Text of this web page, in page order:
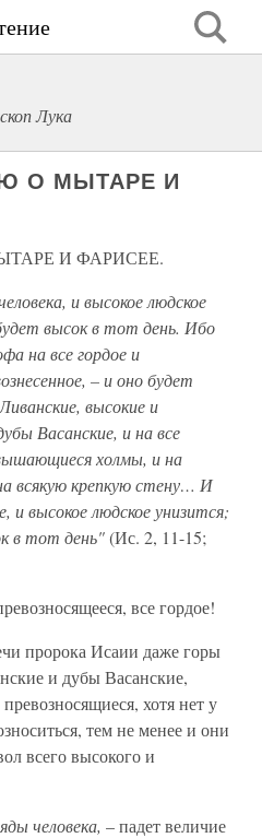
Лука
О МЫТАРЕ И
И ФАРИСЕЕ.
и высокое людское
высок в тот день. Ибо
на все гордое и
– и оно будет
высокие и
Васанские, и на все
холмы, и на
всякую крепкую стену… И
и высокое людское унизится;
в тот день"(Ис. 2, 11-15;
все гордое!
пророка Исаии даже горы
и дубы Васанские,
хотя нет у
тем не менее и они
всего высокого и
человека, – падет величие